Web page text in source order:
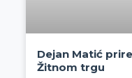
Dejan Matić
Žitnom trgu